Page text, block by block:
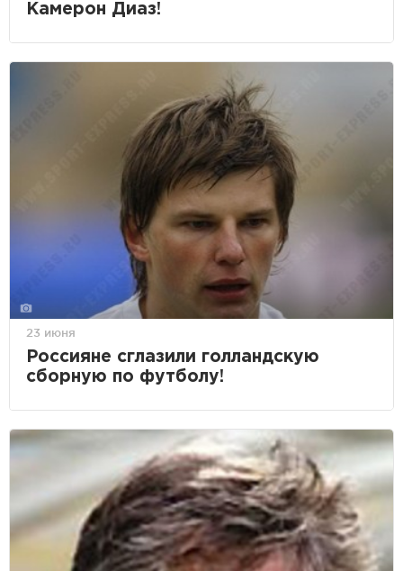
Камерон Диаз!
23 июня
Россияне сглазили голландскую
сборную по футболу!